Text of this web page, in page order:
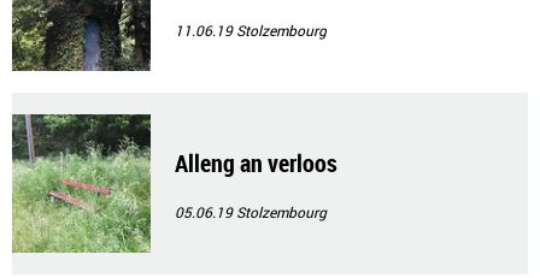
11.06.19Stolzembourg
Alleng an verloos
05.06.19Stolzembourg